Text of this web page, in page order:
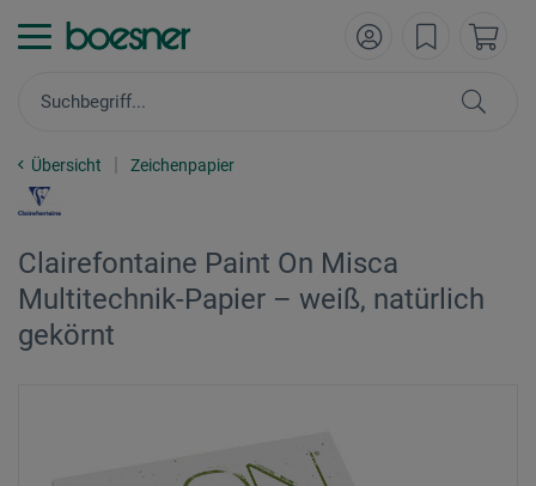
Übersicht Zeichenpapier
Clairefontaine Paint On Misca
Multitechnik-Papier – weiß, natürlich
gekörnt